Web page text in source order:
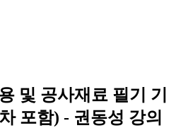
및 공사재료 필기 기
포함) - 권동성 강의